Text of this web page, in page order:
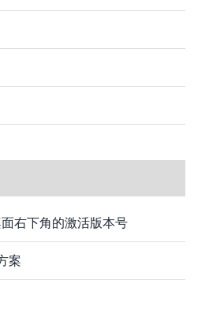
右下角的激活版本号
案